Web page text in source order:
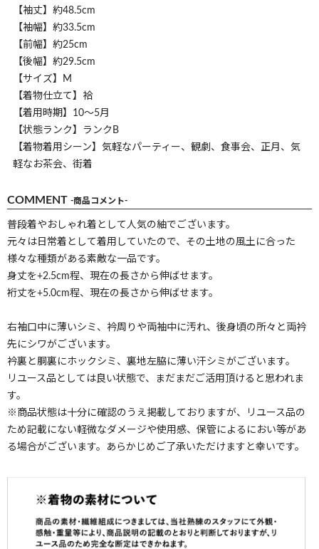
【袖丈】約48.5cm
【袖幅】約33.5cm
【前幅】約25cm
【後幅】約29.5cm
【サイズ】M
【着物仕立て】袷
【着用時期】10～5月
【状態ランク】ランクB
【着物着用シーン】気軽なパーティー、観劇、食事会、正月、気
軽なお茶会、街着
COMMENT -商品コメント-
普段着やおしゃれ着として人気の紬でございます。
元々は日常着として着用していたので、その土地の風土に合った
様々な種類がある素敵な一品です。
身丈を+2.5cm程、現在の長さから伸ばせます。
裄丈を+5.0cm程、現在の長さから伸ばせます。
右袖口中に薄いシミ、衿周りや両袖中に汚れ、後身頃の所々と両衿
先にシワがございます。
衿裏と胴裏にホックシミ、裏地左脇に薄い汗シミがございます。
リユース品としては良い状態で、まだまだご活用頂けると思われま
す。
※商品状態は十分に確認のうえ掲載しておりますが、リユース品の
ため記載にない軽微なダメージや使用感、保管によるにおい等があ
る場合がございます。あらかじめご了承いただけますと幸いです。